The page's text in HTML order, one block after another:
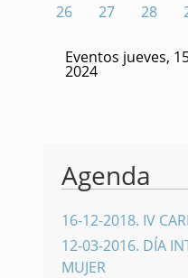
26
27 28
Eventos jueves,
2024
Agenda
16-12-2018. IV
12-03-2016. DÍA
MUJER